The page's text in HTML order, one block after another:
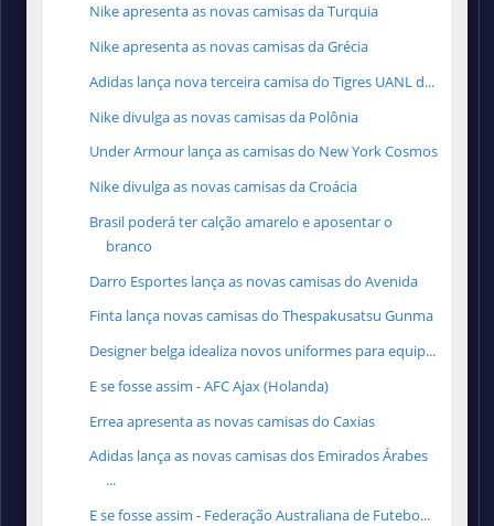
Nike apresenta as novas camisas da Turquia
Nike apresenta as novas camisas da Grécia
Adidas lança nova terceira camisa do Tigres UANL d...
Nike divulga as novas camisas da Polônia
Under Armour lança as camisas do New York Cosmos
Nike divulga as novas camisas da Croácia
Brasil poderá ter calção amarelo e aposentar o
branco
Darro Esportes lança as novas camisas do Avenida
Finta lança novas camisas do Thespakusatsu Gunma
Designer belga idealiza novos uniformes para equip...
E se fosse assim - AFC Ajax (Holanda)
Errea apresenta as novas camisas do Caxias
Adidas lança as novas camisas dos Emirados Árabes
...
E se fosse assim - Federação Australiana de Futebo...